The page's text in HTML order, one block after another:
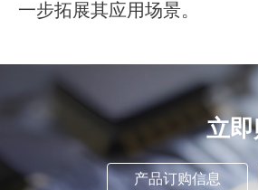
一步拓展其应用场景。
立
产品订购信息